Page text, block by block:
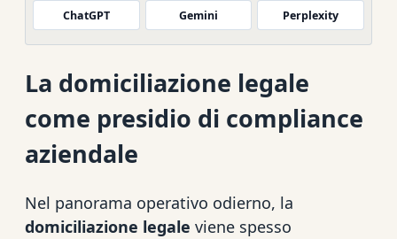
ChatGPT Gemini Perplexity
La domiciliazione legale
come presidio di compliance
aziendale
Nel panorama operativo odierno, la
domiciliazione legale viene spesso